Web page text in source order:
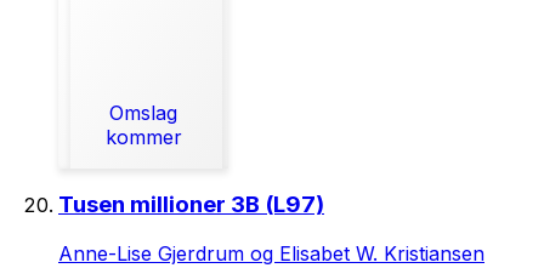
Omslag
kommer
Tusen millioner 3B (L97)
Anne-Lise Gjerdrum og Elisabet W. Kristiansen